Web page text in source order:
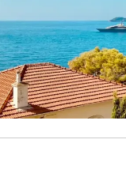
et
des
&
4
et 2